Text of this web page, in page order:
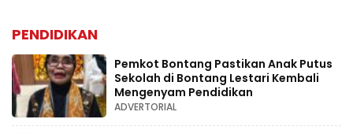
PENDIDIKAN
Pemkot Bontang Pastikan Anak Putus
Sekolah di Bontang Lestari Kembali
Mengenyam Pendidikan
ADVERTORIAL